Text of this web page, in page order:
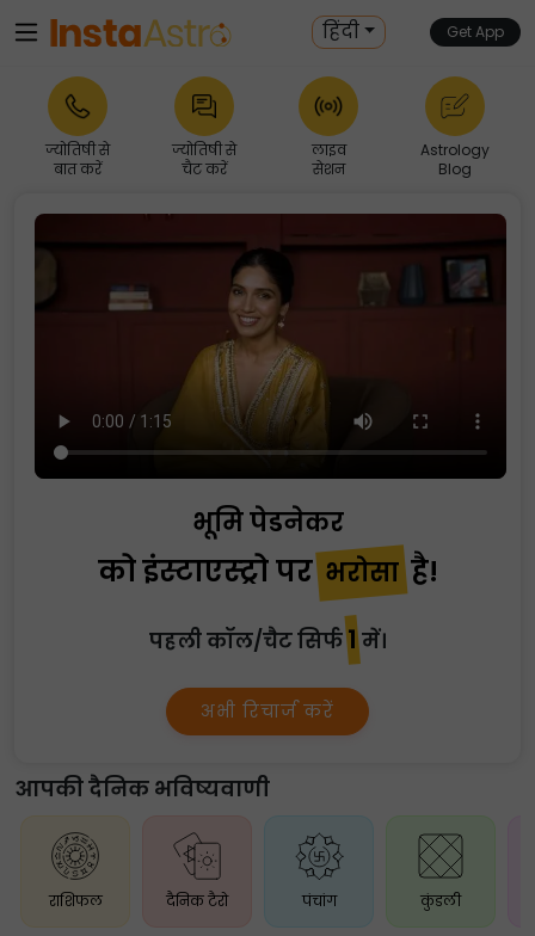
हिंदी Get App
ज्योतिषी से
बात करें
ज्योतिषी से
चैट करें
लाइव
सेशन
Astrology
Blog
भूमि पेडनेकर
को इंस्टाएस्ट्रो पर भरोसा है!
पहली कॉल/चैट सिर्फ₹1में।
अभी रिचार्ज करें
आपकी दैनिक भविष्यवाणी
राशिफल दैनिक टैरो पंचांग कुंडली